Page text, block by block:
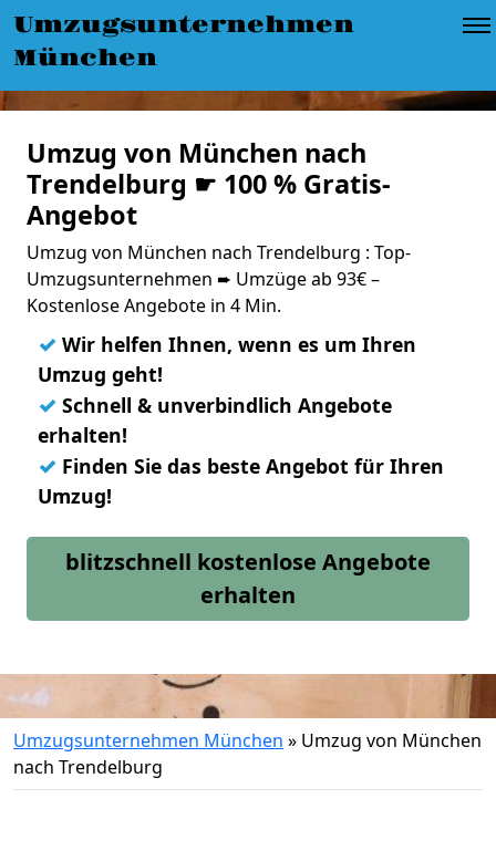
Umzugsunternehmen
München
Umzug von München nach
Trendelburg ☛ 100 % Gratis-
Angebot
Umzug von München nach Trendelburg : Top-
Umzugsunternehmen ➨ Umzüge ab 93€ –
Kostenlose Angebote in 4 Min.
✓ Wir helfen Ihnen, wenn es um Ihren
Umzug geht!
✓ Schnell & unverbindlich Angebote
erhalten!
✓ Finden Sie das beste Angebot für Ihren
Umzug!
blitzschnell kostenlose Angebote
erhalten
Umzugsunternehmen München » Umzug von München
nach Trendelburg